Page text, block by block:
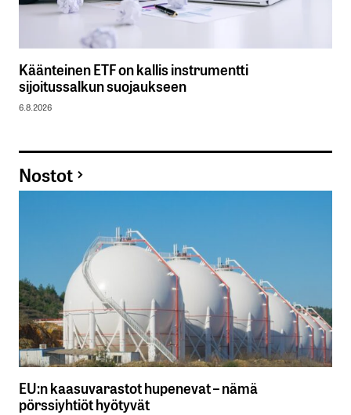
Käänteinen ETF on kallis instrumentti
sijoitussalkun suojaukseen
6.8.2026
Nostot
EU:n kaasuvarastot hupenevat – nämä
pörssiyhtiöt hyötyvät